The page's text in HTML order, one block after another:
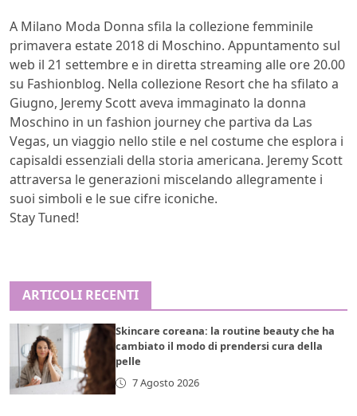
A Milano Moda Donna sfila la collezione femminile
primavera estate 2018 di Moschino. Appuntamento sul
web il 21 settembre e in diretta streaming alle ore 20.00
su Fashionblog. Nella collezione Resort che ha sfilato a
Giugno, Jeremy Scott aveva immaginato la donna
Moschino in un fashion journey che partiva da Las
Vegas, un viaggio nello stile e nel costume che esplora i
capisaldi essenziali della storia americana. Jeremy Scott
attraversa le generazioni miscelando allegramente i
suoi simboli e le sue cifre iconiche.
Stay Tuned!
ARTICOLI RECENTI
Skincare coreana: la routine beauty che ha
cambiato il modo di prendersi cura della
pelle
7 Agosto 2026